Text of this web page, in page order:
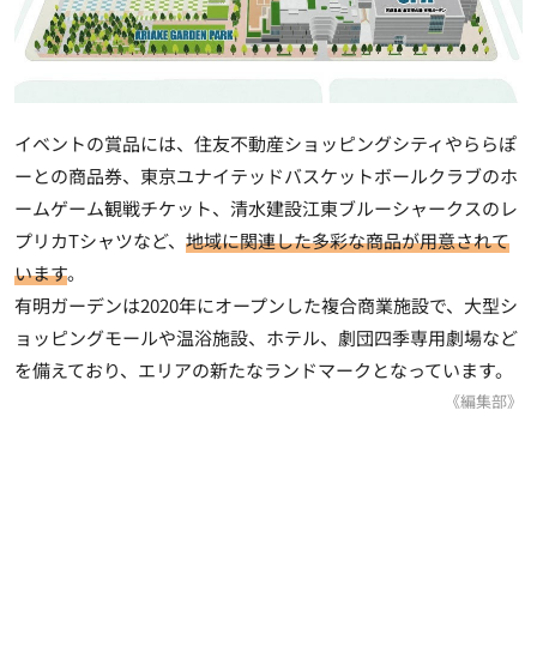
イベントの賞品には、住友不動産ショッピングシティやららぽ
ーとの商品券、東京ユナイテッドバスケットボールクラブのホ
ームゲーム観戦チケット、清水建設江東ブルーシャークスのレ
プリカTシャツなど、 地域に関連した多彩な商品が用意されて
います。
有明ガーデンは2020年にオープンした複合商業施設で、大型シ
ョッピングモールや温浴施設、ホテル、劇団四季専用劇場など
を備えており、エリアの新たなランドマークとなっています。
《編集部》